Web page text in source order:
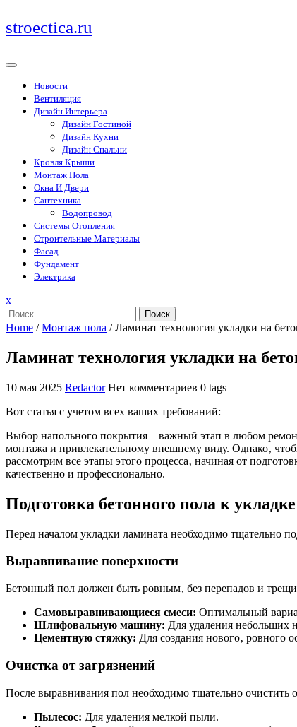
Перейти
к
stroectica.ru
Новости
Вентиляция
Дизайн Интерьера
Дизайн Гостиной
Дизайн Кухни
Дизайн Спальни
Кровля Крыши
Монтаж Пола
Окна И Двери
Сантехника
Водопровод
Системы Отопления
Строительные Материалы
Фасад
Фундамент
Электрика
xЗакрыть
меню
Поиск
Home /Монтаж пола /Ламинат технология укладки на
Ламинат технология укладки на
10 мая 2025 Redactor Нет комментариев 0 tags
Вот статья с учетом всех ваших требований:
Выбор напольного покрытия – важный этап в любом
монтажа и привлекательному внешнему виду. Однако‚
рассмотрим все этапы этого процесса‚ начиная от
качественно и профессионально.
Подготовка бетонного пола к
Перед началом укладки ламината необходимо тщательно
Выравнивание поверхности
Бетонный пол должен быть ровным‚ без перепадов и
Самовыравнивающиеся смеси: Оптимальный
Шлифовальную машину: Для удаления небольших
Цементную стяжку: Для создания нового‚ ровного
Очистка от загрязнений
После выравнивания пол необходимо тщательно очистить
Пылесос: Для удаления мелкой пыли.